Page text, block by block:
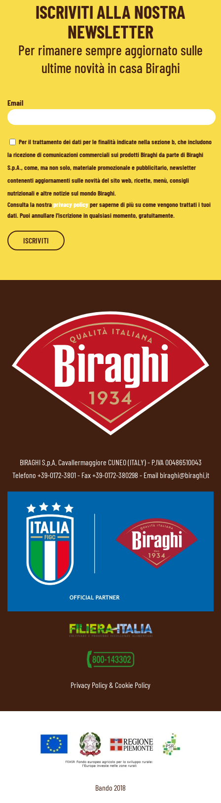
ISCRIVITI ALLA NOSTRA
NEWSLETTER
Per rimanere sempre aggiornato sulle
ultime novità in casa Biraghi
Email
Per il trattamento dei dati per le finalità indicate nella sezione b, che includono
la ricezione di comunicazioni commerciali sui prodotti Biraghi da parte di Biraghi
S.p.A., come, ma non solo, materiale promozionale e pubblicitario, newsletter
contenenti aggiornamenti sulle novità del sito web, ricette, menù, consigli
nutrizionali e altre notizie sul mondo Biraghi.
Consulta la nostraprivacy policyper saperne di più su come vengono trattati i tuoi
dati. Puoi annullare l'iscrizione in qualsiasi momento, gratuitamente.
BIRAGHI S.p.A. Cavallermaggiore CUNEO (ITALY) - P.IVA 00486510043
Telefono +39-0172-3801- Fax +39-0172-380298 - Email biraghi@biraghi.it
Privacy Policy & Cookie Policy
Bando 2018